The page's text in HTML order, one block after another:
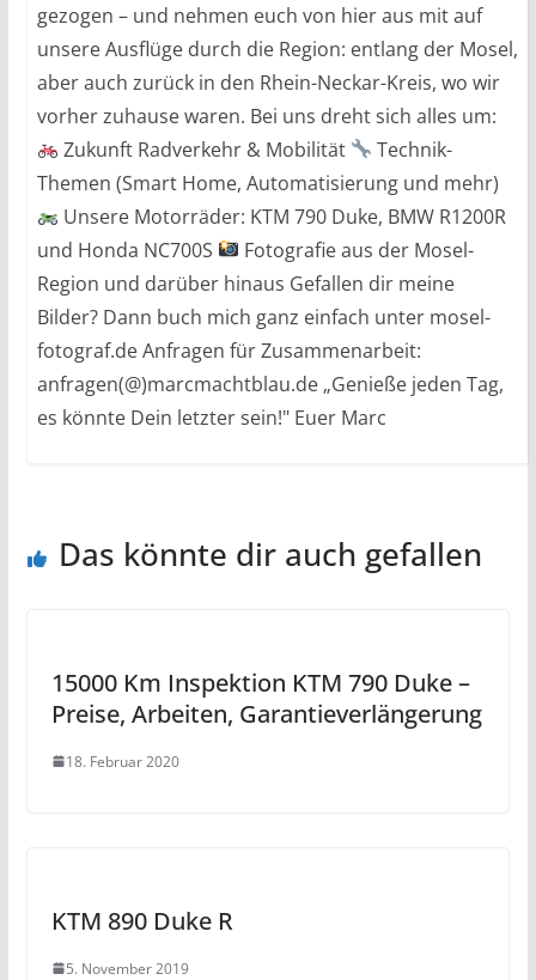
gezogen – und nehmen euch von hier aus mit auf
unsere Ausflüge durch die Region: entlang der Mosel,
aber auch zurück in den Rhein-Neckar-Kreis, wo wir
vorher zuhause waren. Bei uns dreht sich alles um:
Zukunft Radverkehr & Mobilität
Technik-
Themen (Smart Home, Automatisierung und mehr)
Unsere Motorräder: KTM 790 Duke, BMW R1200R
und Honda NC700S
Fotografie aus der Mosel-
Region und darüber hinaus Gefallen dir meine
Bilder? Dann buch mich ganz einfach unter mosel-
fotograf.de Anfragen für Zusammenarbeit:
anfragen(@)marcmachtblau.de „Genieße jeden Tag,
es könnte Dein letzter sein!" Euer Marc
Das könnte dir auch gefallen
15000 Km Inspektion KTM 790 Duke –
Preise, Arbeiten, Garantieverlängerung
18. Februar 2020
KTM 890 Duke R
5. November 2019